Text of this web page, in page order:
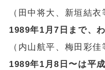
（田中将大、新垣結衣
1989年1月7日まで、
（内山航平、梅田彩佳
1989年1月8日〜は平